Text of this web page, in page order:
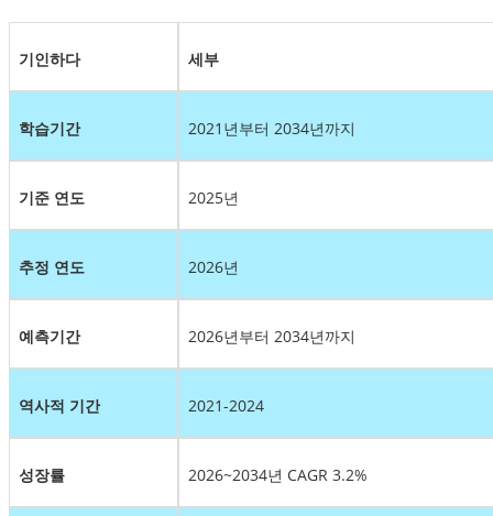
기인하다 세부
학습기간 2021년부터 2034년까지
기준 연도 2025년
추정 연도 2026년
예측기간 2026년부터 2034년까지
역사적 기간 2021-2024
성장률 2026~2034년 CAGR 3.2%